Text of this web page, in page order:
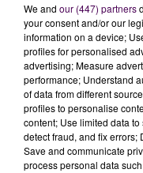
DES BÉBÉS
Dès leur arrivée à
mâle ont été placés
bien passé, ils se
nouvel
accompagnés tout
We and our (447) partners
your consent and/or our
information on a device;
profiles for personalised
advertising; Measure
performance; Understand
of data from different
profiles to personalise
content; Use limited data
detect fraud, and fix
Save and communicate
process personal data